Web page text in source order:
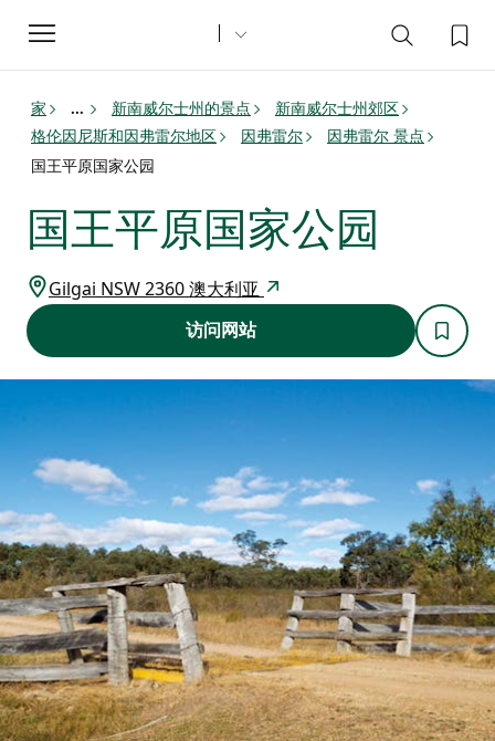
Toggle
navigation
家 ... 新南威尔士州的景点
新南威尔士州郊区
格伦因尼斯和因弗雷尔地区
因弗雷尔
因弗雷尔 景点
国王平原国家公园
国王平原国家公园
Gilgai NSW 2360 澳大利亚
访问网站